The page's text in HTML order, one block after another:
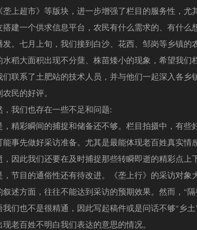
垄上超市》等版块，进一步增强了栏目的服务性，尤
搭建一个供求信息平台，农民有什么需求的、有什么
发。七月上旬，我们接到白沙、花西、邹岗等乡镇的
水稻大面积出现不分蘖、株苗矮小的现象，希望我们
们联系了土肥站的技术人员，并与他们一起深入各乡
民的好评。
们也存在一些不足和问题:
彩瞬间的捕捉和储备还不够。栏目拍摄中，有些
能事先做好采访准备。尤其是最能体现老百姓真实情
，因此我们还要在及时捕捉那些转瞬即逝的精彩点上
目的通俗性还有待改进。《垄上行》的采访对象
叙述方面，往往不能达到采访的预期效果。然而，“
我们也不是很精通，因此写起稿件或是问话不够“乡土
老百姓不明白我们表达的意思的情况。